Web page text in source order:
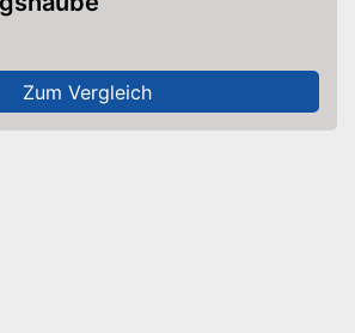
Zum Vergleich